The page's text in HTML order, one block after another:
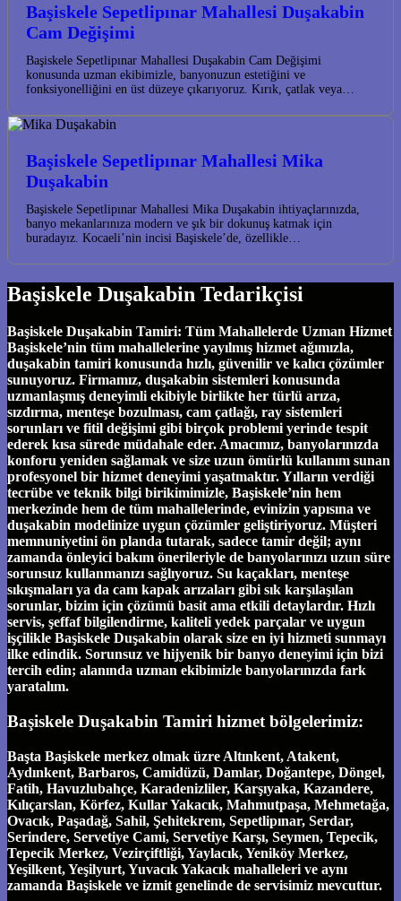
Başiskele Sepetlipınar Mahallesi Duşakabin
Cam Değişimi
Başiskele Sepetlipınar Mahallesi Duşakabin Cam Değişimi
konusunda uzman ekibimizle, banyonuzun estetiğini ve
fonksiyonelliğini en üst düzeye çıkarıyoruz. Kırık, çatlak veya…
Başiskele Sepetlipınar Mahallesi Mika
Duşakabin
Başiskele Sepetlipınar Mahallesi Mika Duşakabin ihtiyaçlarınızda,
banyo mekanlarınıza modern ve şık bir dokunuş katmak için
buradayız. Kocaeli’nin incisi Başiskele’de, özellikle…
Başiskele Duşakabin Tedarikçisi
Başiskele Duşakabin Tamiri: Tüm Mahallelerde Uzman Hizmet
Başiskele’nin tüm mahallelerine yayılmış hizmet ağımızla,
duşakabin tamiri konusunda hızlı, güvenilir ve kalıcı çözümler
sunuyoruz. Firmamız, duşakabin sistemleri konusunda
uzmanlaşmış deneyimli ekibiyle birlikte her türlü arıza,
sızdırma, menteşe bozulması, cam çatlağı, ray sistemleri
sorunları ve fitil değişimi gibi birçok problemi yerinde tespit
ederek kısa sürede müdahale eder. Amacımız, banyolarınızda
konforu yeniden sağlamak ve size uzun ömürlü kullanım sunan
profesyonel bir hizmet deneyimi yaşatmaktır. Yılların verdiği
tecrübe ve teknik bilgi birikimimizle, Başiskele’nin hem
merkezinde hem de tüm mahallelerinde, evinizin yapısına ve
duşakabin modelinize uygun çözümler geliştiriyoruz. Müşteri
memnuniyetini ön planda tutarak, sadece tamir değil; aynı
zamanda önleyici bakım önerileriyle de banyolarınızı uzun süre
sorunsuz kullanmanızı sağlıyoruz. Su kaçakları, menteşe
sıkışmaları ya da cam kapak arızaları gibi sık karşılaşılan
sorunlar, bizim için çözümü basit ama etkili detaylardır. Hızlı
servis, şeffaf bilgilendirme, kaliteli yedek parçalar ve uygun
işçilikle Başiskele Duşakabin olarak size en iyi hizmeti sunmayı
ilke edindik. Sorunsuz ve hijyenik bir banyo deneyimi için bizi
tercih edin; alanında uzman ekibimizle banyolarınızda fark
yaratalım.
Başiskele Duşakabin Tamiri hizmet bölgelerimiz:
Başta Başiskele merkez olmak üzre Altınkent, Atakent,
Aydınkent, Barbaros, Camidüzü, Damlar, Doğantepe, Döngel,
Fatih, Havuzlubahçe, Karadenizliler, Karşıyaka, Kazandere,
Kılıçarslan, Körfez, Kullar Yakacık, Mahmutpaşa, Mehmetağa,
Ovacık, Paşadağ, Sahil, Şehitekrem, Sepetlipınar, Serdar,
Serindere, Servetiye Cami, Servetiye Karşı, Seymen, Tepecik,
Tepecik Merkez, Vezirçiftliği, Yaylacık, Yeniköy Merkez,
Yeşilkent, Yeşilyurt, Yuvacık Yakacık mahalleleri ve aynı
zamanda Başiskele ve izmit genelinde de servisimiz mevcuttur.